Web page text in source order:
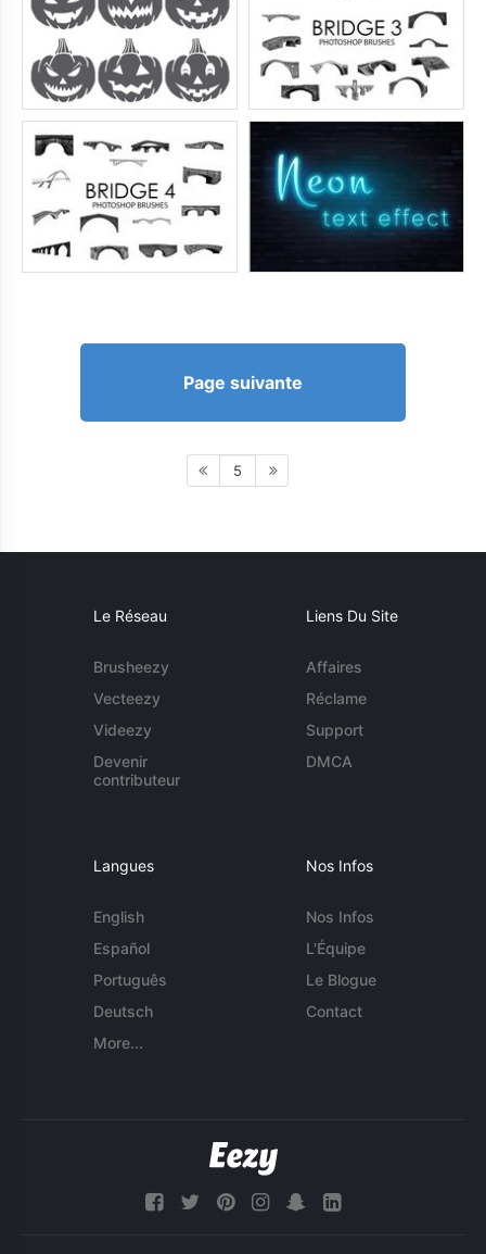
Page suivante
5
Le Réseau
Brusheezy
Vecteezy
Videezy
Devenir
contributeur
Liens Du Site
Affaires
Réclame
Support
DMCA
Langues
English
Español
Português
Deutsch
More...
Nos Infos
Nos Infos
L'Équipe
Le Blogue
Contact